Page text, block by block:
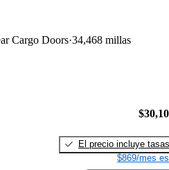
Cargo Doors 34,468 millas
El precio incluye tasas
$869/mes